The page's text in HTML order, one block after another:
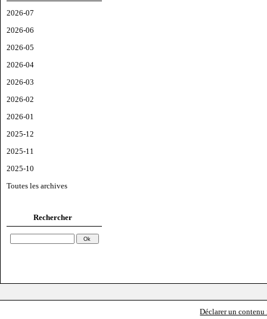
2026-07
2026-06
2026-05
2026-04
2026-03
2026-02
2026-01
2025-12
2025-11
2025-10
Toutes les archives
Rechercher
Déclarer un